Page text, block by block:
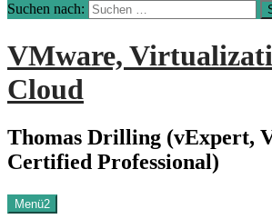
Suchen nach:
VMware,
Cloud
Thomas Drilling (vExpert,
Certified Professional)
Menü2